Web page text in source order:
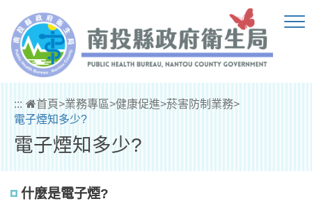
::: 首頁>業務專區>健康促進>菸害防制業務>
電子煙知多少?
電子煙知多少?
什麼是電子煙?